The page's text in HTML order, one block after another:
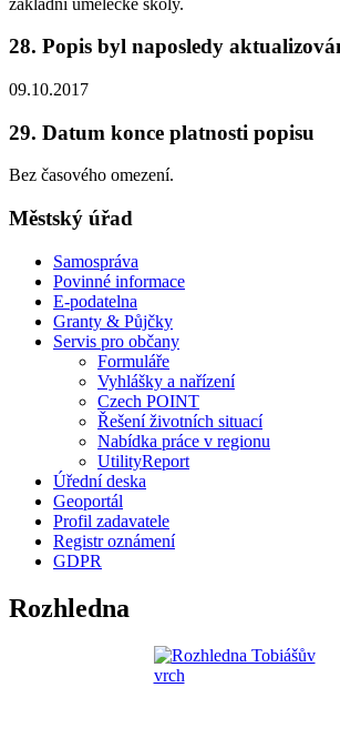
28. Popis byl naposledy
09.10.2017
29. Datum konce platnosti popisu
Bez časového omezení.
Městský úřad
Samospráva
Povinné informace
E-podatelna
Granty & Půjčky
Servis pro občany
Formuláře
Vyhlášky a nařízení
Czech POINT
Řešení životních situací
Nabídka práce v regionu
UtilityReport
Úřední deska
Geoportál
Profil zadavatele
Registr oznámení
GDPR
Rozhledna